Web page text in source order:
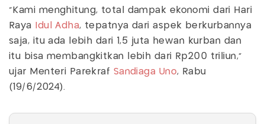
"Kami menghitung, total dampak ekonomi dari Hari
Raya
Idul Adha, tepatnya dari aspek berkurbannya
saja, itu ada lebih dari 1,5 juta hewan kurban dan
itu bisa membangkitkan lebih dari Rp200 triliun,"
ujar Menteri Parekraf Sandiaga Uno, Rabu
(19/6/2024).